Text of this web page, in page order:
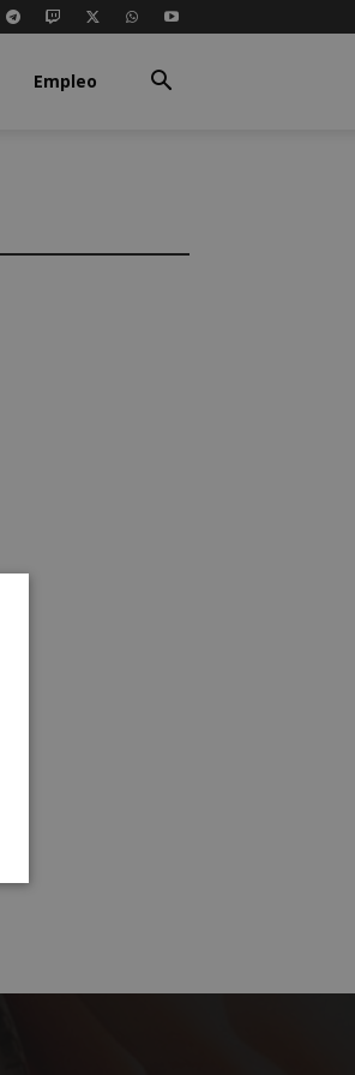
Empleo